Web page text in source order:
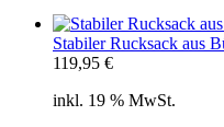
Stabiler Rucksack aus
119,95 €
inkl. 19 % MwSt.